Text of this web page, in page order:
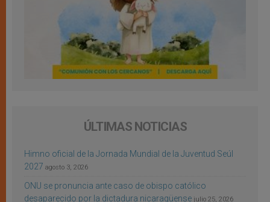
ÚLTIMAS NOTICIAS
Himno oficial de la Jornada Mundial de la Juventud Seúl
2027 agosto 3, 2026
ONU se pronuncia ante caso de obispo católico
desaparecido por la dictadura nicaragüense julio 25, 2026